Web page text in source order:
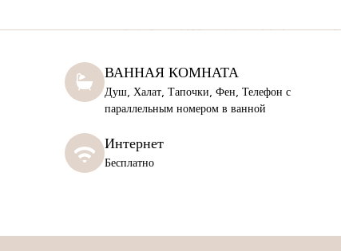
ВАННАЯ КОМНАТА
Душ, Халат, Тапочки, Фен, Телефон с
параллельным номером в ванной
Интернет
Бесплатно